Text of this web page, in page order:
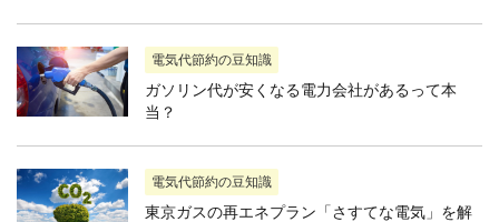
電気代節約の豆知識
ガソリン代が安くなる電力会社があるって本
当？
電気代節約の豆知識
東京ガスの再エネプラン「さすてな電気」を解